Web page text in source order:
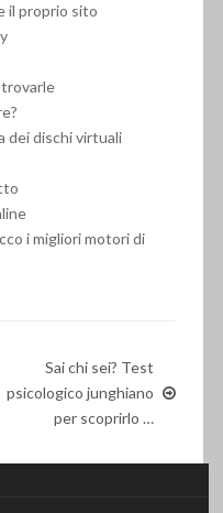
il proprio sito
dei dischi virtuali
i migliori motori di
Sai chi sei? Test
psicologico junghiano
per scoprirlo …